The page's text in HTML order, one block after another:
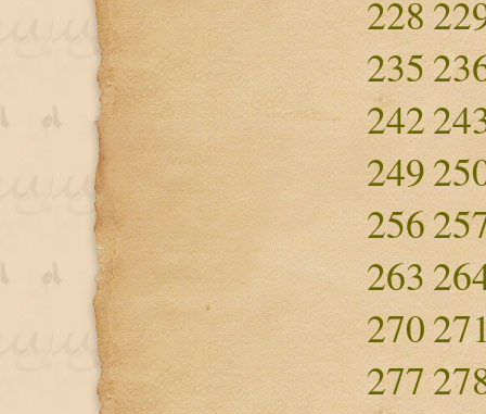
228
235
242
249
256
263
270
277